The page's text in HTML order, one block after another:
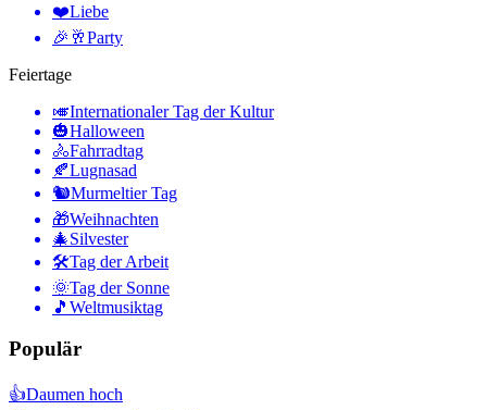
❤️Liebe
🎉🥂Party
Feiertage
🎺Internationaler Tag der Kultur
🎃Halloween
🚴Fahrradtag
🍂Lugnasad
🐿Murmeltier Tag
🎁Weihnachten
🎄Silvester
🛠Tag der Arbeit
🌞Tag der Sonne
🎵 Weltmusiktag
Populär
👍Daumen hoch